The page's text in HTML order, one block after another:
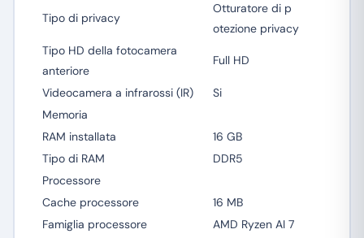
Tipo di privacy
Otturatore di p
otezione privacy
Tipo HD della fotocamera
anteriore
Full HD
Videocamera a infrarossi (IR)
Si
Memoria
RAM installata
16 GB
Tipo di RAM
DDR5
Processore
Cache processore
16 MB
Famiglia processore
AMD Ryzen AI 7